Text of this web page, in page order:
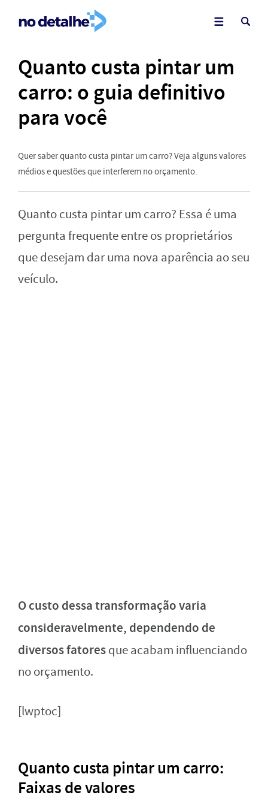
Quanto custa pintar um
carro: o guia definitivo
para você
Quer saber quanto custa pintar um carro? Veja alguns valores
médios e questões que interferem no orçamento.
Quanto custa pintar um carro? Essa é uma
pergunta frequente entre os proprietários
que desejam dar uma nova aparência ao seu
veículo.
O custo dessa transformação varia
consideravelmente, dependendo de
diversos fatoresque acabam influenciando
no orçamento.
[lwptoc]
Quanto custa pintar um carro:
Faixas de valores